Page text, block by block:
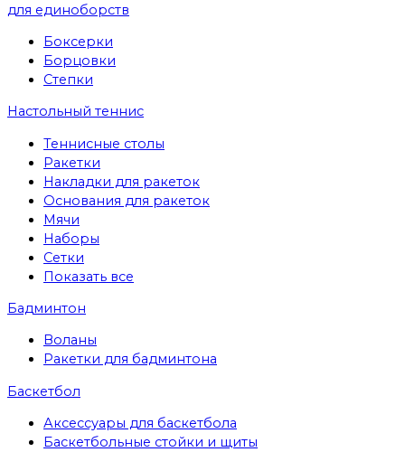
для единоборств
Боксерки
Борцовки
Степки
Настольный теннис
Теннисные столы
Ракетки
Накладки для ракеток
Основания для ракеток
Мячи
Наборы
Сетки
Показать все
Бадминтон
Воланы
Ракетки для бадминтона
Баскетбол
Аксессуары для баскетбола
Баскетбольные стойки и щиты